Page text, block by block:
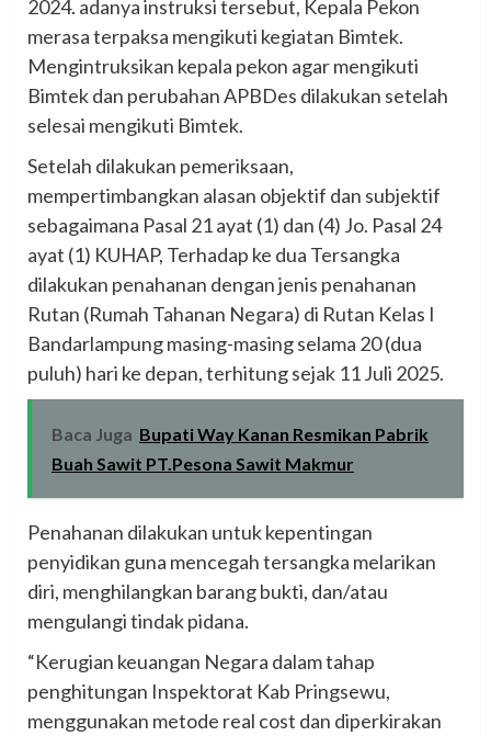
2024. adanya instruksi tersebut, Kepala Pekon
merasa terpaksa mengikuti kegiatan Bimtek.
Mengintruksikan kepala pekon agar mengikuti
Bimtek dan perubahan APBDes dilakukan setelah
selesai mengikuti Bimtek.
Setelah dilakukan pemeriksaan,
mempertimbangkan alasan objektif dan subjektif
sebagaimana Pasal 21 ayat (1) dan (4) Jo. Pasal 24
ayat (1) KUHAP, Terhadap ke dua Tersangka
dilakukan penahanan dengan jenis penahanan
Rutan (Rumah Tahanan Negara) di Rutan Kelas I
Bandarlampung masing-masing selama 20 (dua
puluh) hari ke depan, terhitung sejak 11 Juli 2025.
Baca Juga Bupati Way Kanan Resmikan Pabrik
Buah Sawit PT.Pesona Sawit Makmur
Penahanan dilakukan untuk kepentingan
penyidikan guna mencegah tersangka melarikan
diri, menghilangkan barang bukti, dan/atau
mengulangi tindak pidana.
“Kerugian keuangan Negara dalam tahap
penghitungan Inspektorat Kab Pringsewu,
menggunakan metode real cost dan diperkirakan